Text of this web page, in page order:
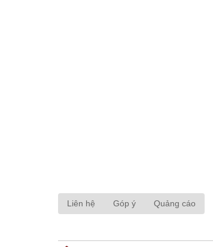
Liên hệ Góp ý Quảng cáo